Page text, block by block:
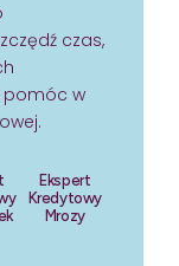
czas,
pomóc w
Ekspert
Kredytowy
Mrozy